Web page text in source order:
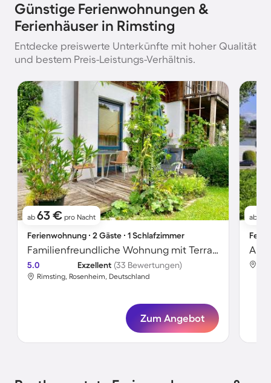
Günstige Ferienwohnungen &
Ferienhäuser in Rimsting
Entdecke preiswerte Unterkünfte mit hoher Qualität
und bestem Preis-Leistungs-Verhältnis.
ab 63 € pro Nacht
Ferienwohnung ∙ 2 Gäste ∙ 1 Schlafzimmer
Familienfreundliche Wohnung mit Terrasse, Grill und Garten | Gartenblick
5.0 Exzellent (33 Bewertungen)
Rimsting, Rosenheim, Deutschland
Zum Angebot
ab